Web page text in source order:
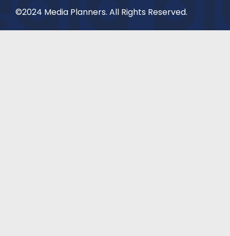
©2024 Media Planners. All Rights Reserved.